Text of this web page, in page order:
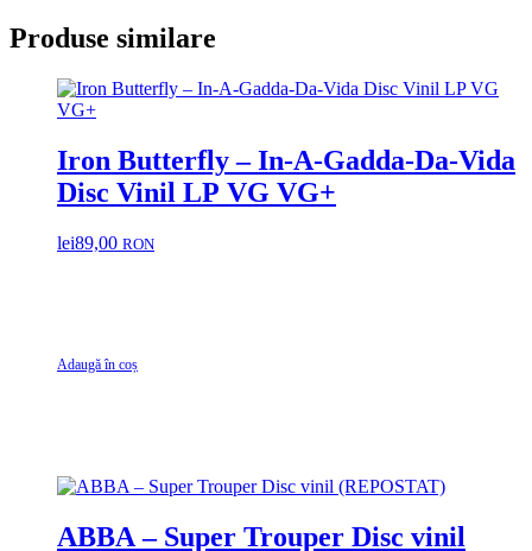
Produse similare
Iron Butterfly ‎– In-A-Gadda-Da-Vida
Disc Vinil LP VG VG+
lei89,00 RON
Adaugă în coș
ABBA ‎– Super Trouper Disc vinil